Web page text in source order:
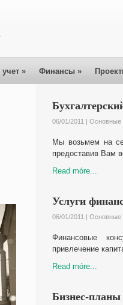
учет » Финансы »
06/01/2011 | Oсновные
Мы возьмем на
предоставив Вам
Read móre...
Услуги
06/01/2011 | Oсновные
Финансовые
привлечение
Read móre...
Бизнес-планы